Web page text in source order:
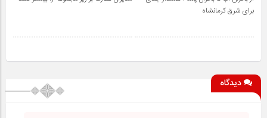
برای شرق کرمانشاه
دیدگاه